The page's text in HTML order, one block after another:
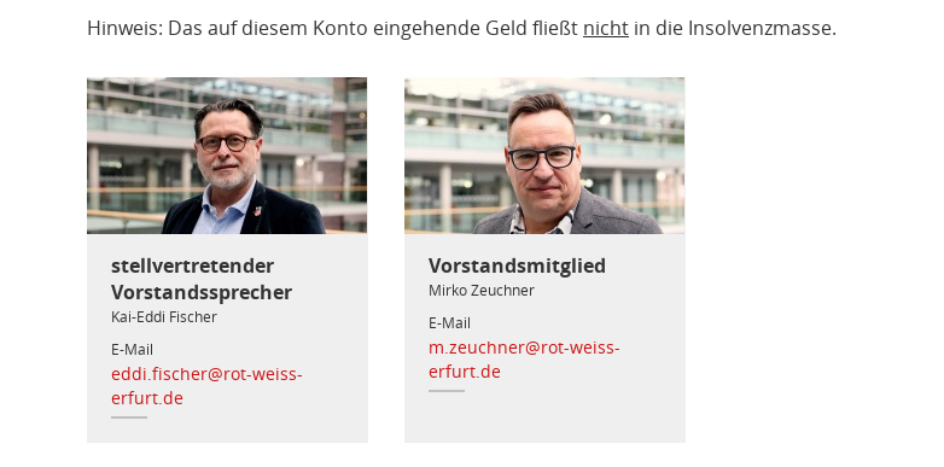
Hinweis: Das auf diesem Konto eingehende Geld fließt nicht in die Insolvenzmasse.
stellvertretender
Vorstandssprecher
Kai-Eddi Fischer
E-Mail
eddi.fischer@rot-weiss-
erfurt.de
Vorstandsmitglied
Mirko Zeuchner
E-Mail
m.zeuchner@rot-weiss-
erfurt.de